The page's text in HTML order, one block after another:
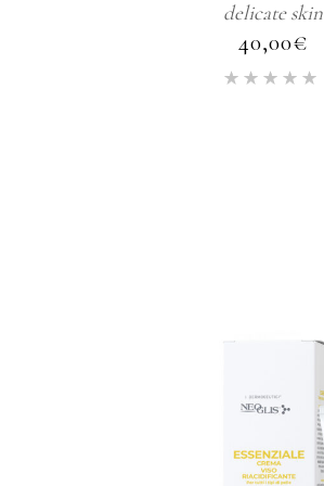
delicate skin
40,00€